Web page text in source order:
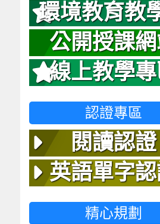
環境教育教
台
公開授課
線上教學
認證專區
閱讀認證
英語單字
精心規劃